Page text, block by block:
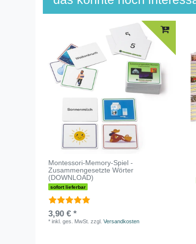
Montessori-Memory-Spiel -
Zusammengesetzte Wörter
(DOWNLOAD)
sofort lieferbar
3,90 € *
*inkl. ges. MwSt. zzgl.Versandkosten